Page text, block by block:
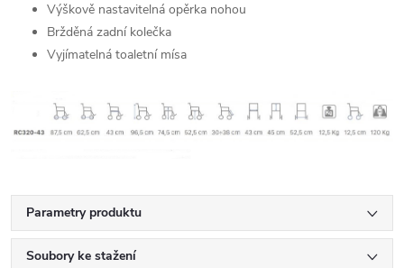
Výškově nastavitelná opěrka nohou
Bržděná zadní kolečka
Vyjímatelná toaletní mísa
Parametry produktu
Soubory ke stažení